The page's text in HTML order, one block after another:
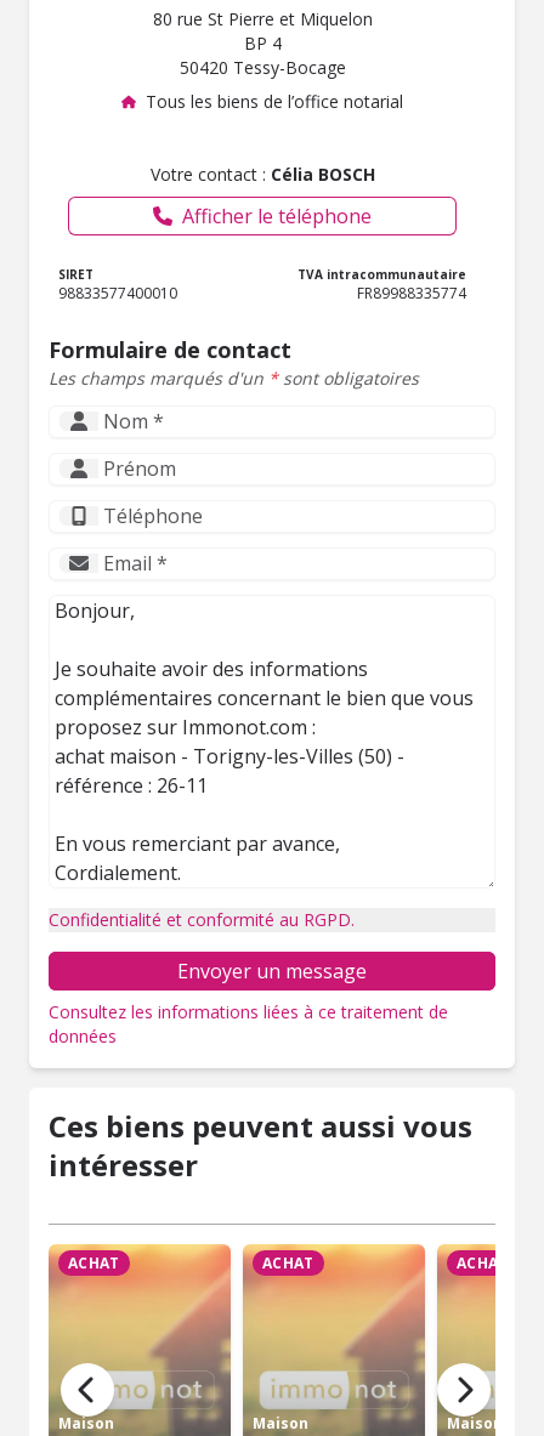
80 rue St Pierre et Miquelon
BP 4
50420 Tessy-Bocage
Tous les biens de l’office notarial
Votre contact : Célia BOSCH
Afficher le téléphone
SIRET
98833577400010
TVA intracommunautaire
FR89988335774
Formulaire de contact
Les champs marqués d'un *sont obligatoires
Confidentialité et conformité au RGPD.
Envoyer un message
Consultez les informations liées à ce traitement de
données
Ces biens peuvent aussi vous
intéresser
ACHAT
Maison
ACHAT
Maison
ACHAT
Maison